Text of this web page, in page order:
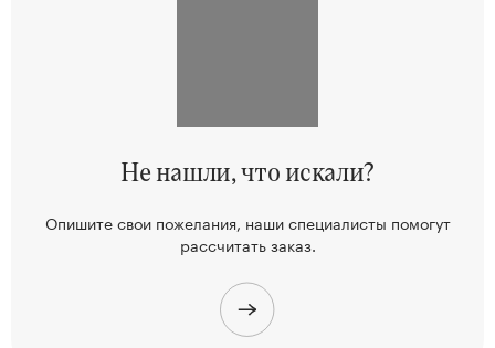
Не нашли,что искали?
Опишите свои пожелания, нашиспециалисты помогут
рассчитать заказ.